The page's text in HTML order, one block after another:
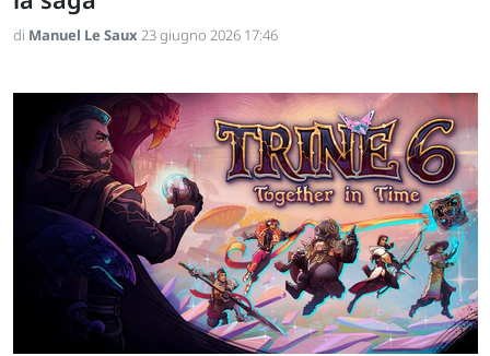
di Manuel Le Saux 23 giugno 2026 17:46